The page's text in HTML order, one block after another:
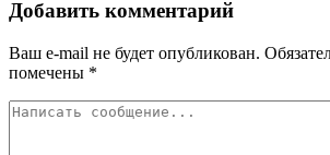
Добавить комментарий
Ваш e-mail не будет опубликован.
помечены *